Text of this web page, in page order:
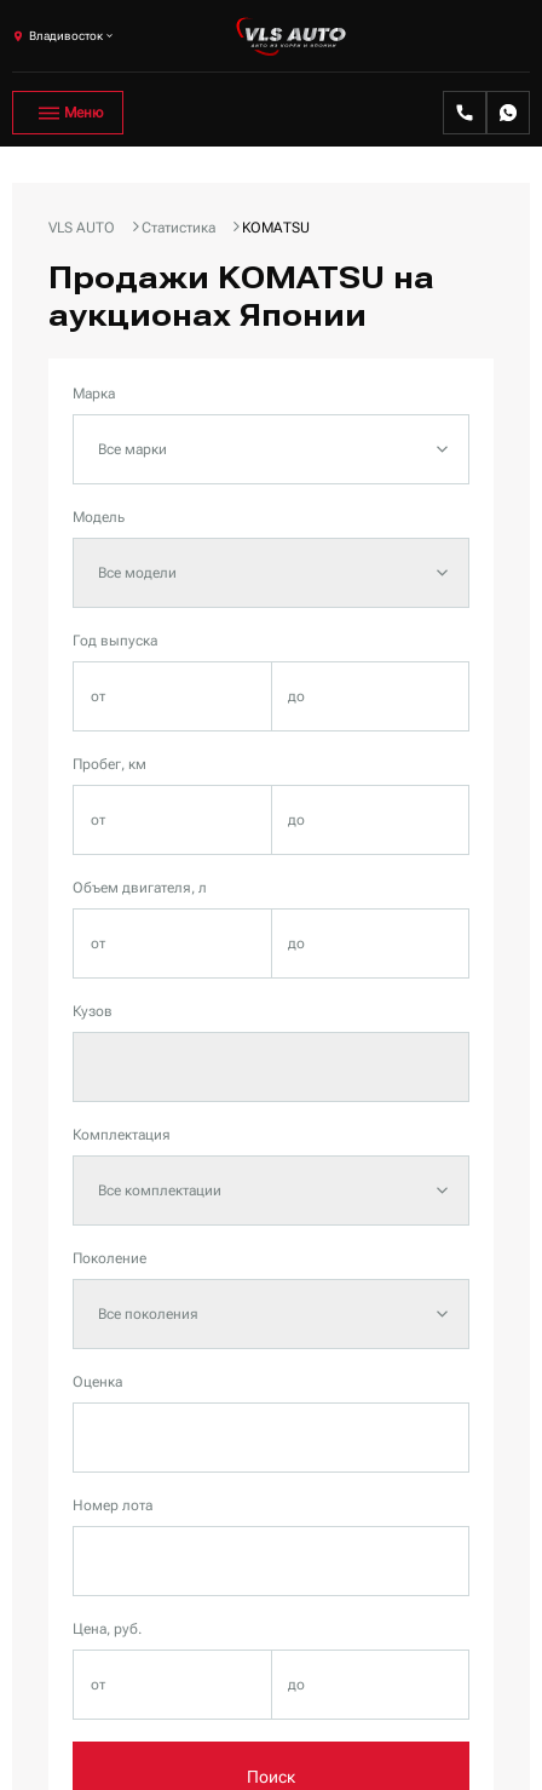
Владивосток
Меню
VLS AUTO Статистика KOMATSU
Продажи KOMATSU на
аукционах Японии
Марка
Все марки
Модель
Все модели
Год выпуска
Пробег, км
Объем двигателя, л
Кузов
Комплектация
Все комплектации
Поколение
Все поколения
Оценка
Номер лота
Цена, руб.
Поиск